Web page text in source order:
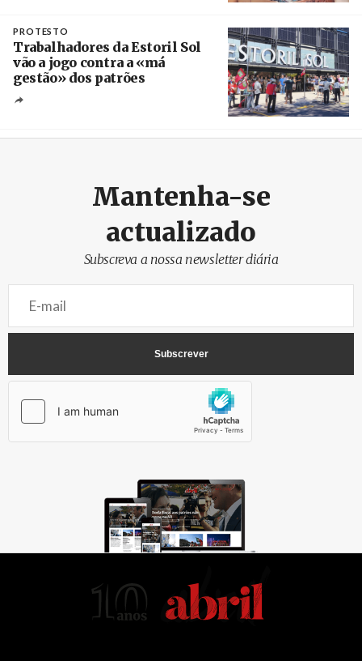
PROTESTO
Trabalhadores da Estoril Sol
vão a jogo contra a «má
gestão» dos patrões
Mantenha-se
actualizado
Subscreva a nossa newsletter diária